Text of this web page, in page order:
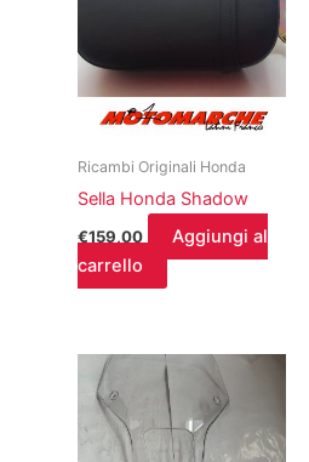
Ricambi Originali Honda
Sella Honda Shadow
€159,00
Aggiungi al
carrello